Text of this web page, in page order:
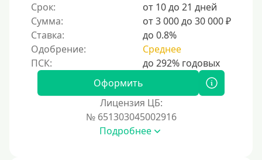
Золотая Корона
Через систему быстрых платежей СБП
Способы получения
Без активации сервиса
Без участия банков
Срок:
от 10 до 21 дней
Сумма:
от 3 000 до 30 000 ₽
Ставка:
до 0.8%
Одобрение:
Среднее
Оформить
Лицензия ЦБ:
№ 651303045002916
Подробнее